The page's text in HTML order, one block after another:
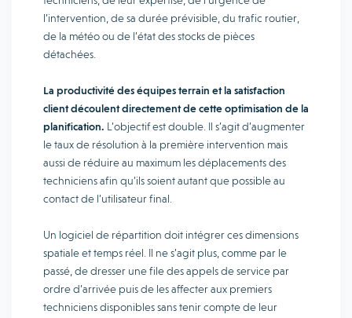
l’intervention, de sa durée prévisible, du trafic routier,
de la météo ou de l’état des stocks de pièces
détachées.
La productivité des équipes terrain et la satisfaction
client découlent directement de cette optimisation de la
planification. L’objectif est double. Il s’agit d’augmenter
le taux de résolution à la première intervention mais
aussi de réduire au maximum les déplacements des
techniciens afin qu’ils soient autant que possible au
contact de l’utilisateur final.
Un logiciel de répartition doit intégrer ces dimensions
spatiale et temps réel. Il ne s’agit plus, comme par le
passé, de dresser une file des appels de service par
ordre d’arrivée puis de les affecter aux premiers
techniciens disponibles sans tenir compte de leur